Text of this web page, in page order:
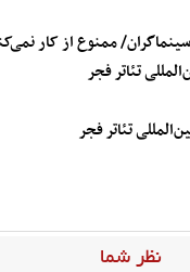
ممنوع از کار
تئاتر فجر
تئاتر فجر
نظر شما